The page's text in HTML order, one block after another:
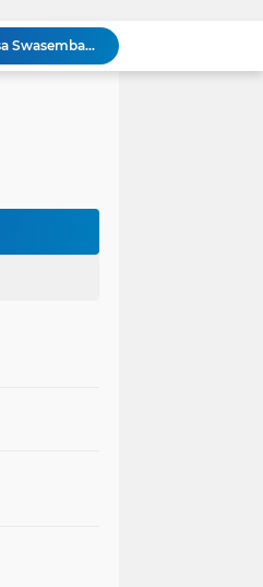
Polisi Masuk Ladang! Polsek Kandis Rawat Jagung, Jaga Asa Swasembada Pangan
Babinsa Sertu Suriyadi Mengecek dan Mendata Anak Warga Yang Stunting di Wilayah Binaannya